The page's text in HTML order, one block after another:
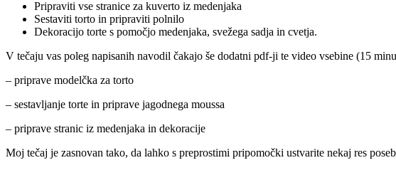
Pripraviti vse stranice za kuverto iz medenjaka
Sestaviti torto in pripraviti polnilo
Dekoracijo torte s pomočjo medenjaka, svežega sadja in cvetja.
V tečaju vas poleg napisanih navodil čakajo še dodatni pdf-ji te video vsebine (15
– priprave modelčka za torto
– sestavljanje torte in priprave jagodnega moussa
– priprave stranic iz medenjaka in dekoracije
Moj tečaj je zasnovan tako, da lahko s preprostimi pripomočki ustvarite nekaj res